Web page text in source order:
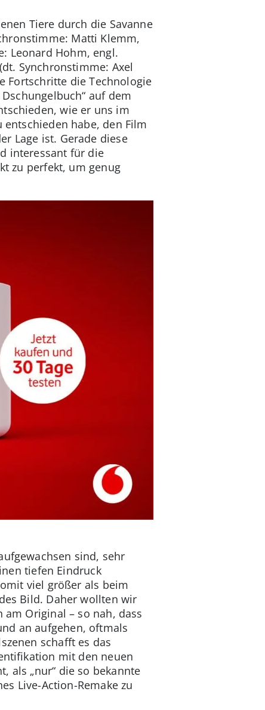
Tiere durch die Savanne
Matti Klemm,
Leonard Hohm, engl.
Synchronstimme: Axel
Fortschritte die Technologie
auf dem
wie er uns im
habe, den Film
Lage ist. Gerade diese
interessant für die
zu perfekt, um genug
sind, sehr
tiefen Eindruck
viel größer als beim
Bild. Daher wollten wir
Original – so nah, dass
an aufgehen, oftmals
schafft es das
mit den neuen
als „nur“ die so bekannte
Live-Action-Remake zu